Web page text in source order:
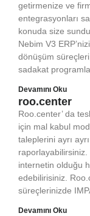
getirmenize ve
entegrasyonları
konuda size
Nebim V3
dönüşüm
sadakat
Devamını Oku
roo.center
Roo.center’ da
için mal kabul
taleplerini ayrı
internetin olduğu
edebilirisiniz.
süreçlerinizde
Devamını Oku